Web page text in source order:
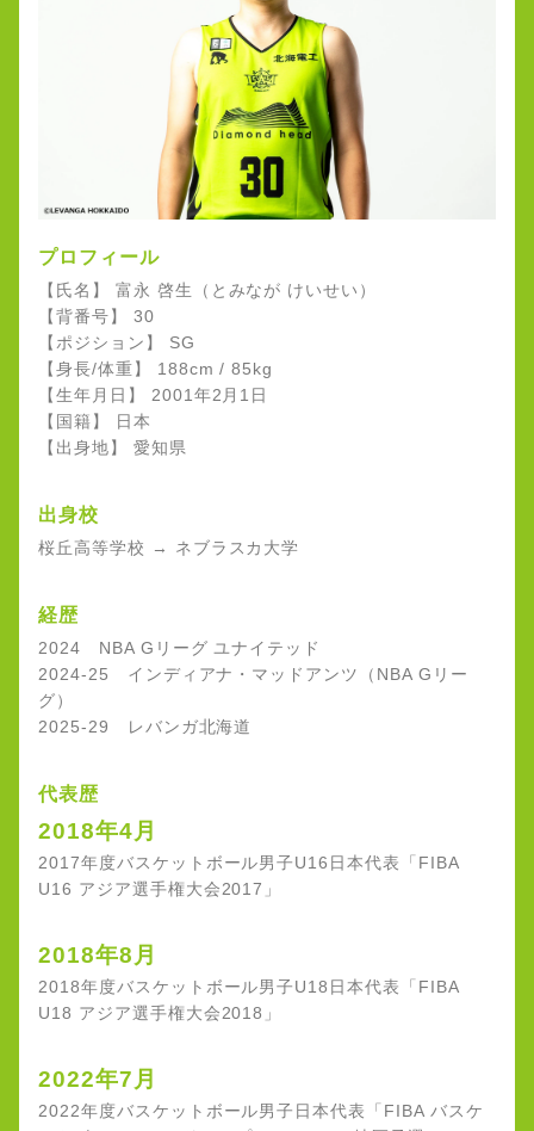
プロフィール
【氏名】 富永 啓生（とみなが けいせい）
【背番号】 30
【ポジション】 SG
【身長/体重】 188cm / 85kg
【生年月日】 2001年2月1日
【国籍】 日本
【出身地】 愛知県
出身校
桜丘高等学校 → ネブラスカ大学
経歴
2024 NBA Gリーグ ユナイテッド
2024-25 インディアナ・マッドアンツ（NBA Gリー
グ）
2025-29 レバンガ北海道
代表歴
2018年4月
2017年度バスケットボール男子U16日本代表「FIBA
U16 アジア選手権大会2017」
2018年8月
2018年度バスケットボール男子U18日本代表「FIBA
U18 アジア選手権大会2018」
2022年7月
2022年度バスケットボール男子日本代表「FIBA バスケ